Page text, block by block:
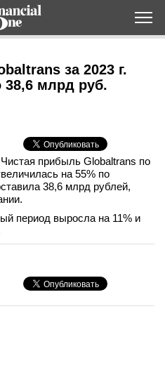
за 2023 г.
38,6 млрд руб.
прибыль Globaltrans по
на 55% по
38,6 млрд рублей,
период выросла на 11% и